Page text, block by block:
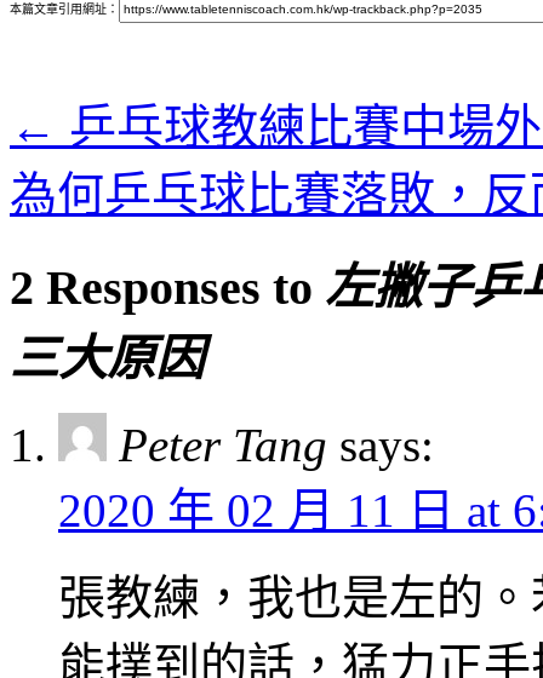
本篇文章引用網址：
← 乒乓球教練比賽中場
為何乒乓球比賽落敗，
2 Responses to 左撇子乒
三大原因
Peter Tang says:
2020 年 02 月 11 日 at
張教練，我也是左的
能撲到的話，猛力正